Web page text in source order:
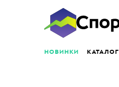
НОВИНКИ КАТАЛОГ